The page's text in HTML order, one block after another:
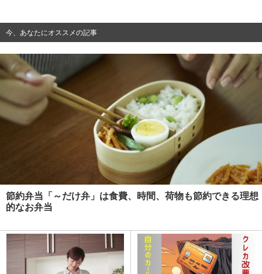
今、あなたにオススメの記事
節約弁当「～だけ弁」は食費、時間、荷物も節約できる理想
的なお弁当